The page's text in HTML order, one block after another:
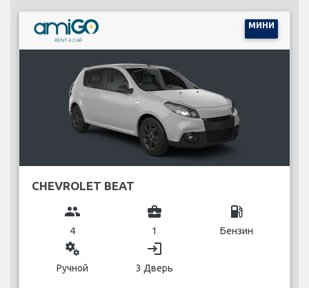
МИНИ
CHEVROLET BEAT
group
4
business_center
1
local_gas_station
Бензин
miscellaneous_services
Ручной
login
3 Дверь